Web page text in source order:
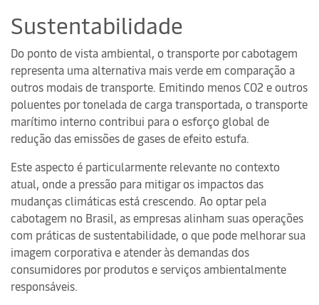
Sustentabilidade
Do ponto de vista ambiental, o transporte por cabotagem
representa uma alternativa mais verde em comparação a
outros modais de transporte. Emitindo menos CO2 e outros
poluentes por tonelada de carga transportada, o transporte
marítimo interno contribui para o esforço global de
redução das emissões de gases de efeito estufa.
Este aspecto é particularmente relevante no contexto
atual, onde a pressão para mitigar os impactos das
mudanças climáticas está crescendo. Ao optar pela
cabotagem no Brasil, as empresas alinham suas operações
com práticas de sustentabilidade, o que pode melhorar sua
imagem corporativa e atender às demandas dos
consumidores por produtos e serviços ambientalmente
responsáveis.